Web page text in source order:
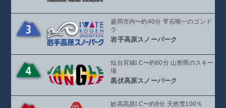
盛岡市内〜約40分 雫石唯一のゴンド
ラ
岩手高原スノーパーク
仙台宮城I.C〜約60分 山形県のスキー
場
黒伏高原スノーパーク
妙高高原I.C〜約8分 天然雪100％